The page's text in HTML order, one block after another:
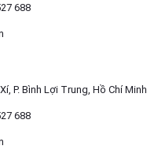
688
P. Bình Lợi Trung, Hồ Chí Minh
688